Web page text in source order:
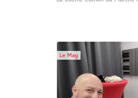
Le Mag